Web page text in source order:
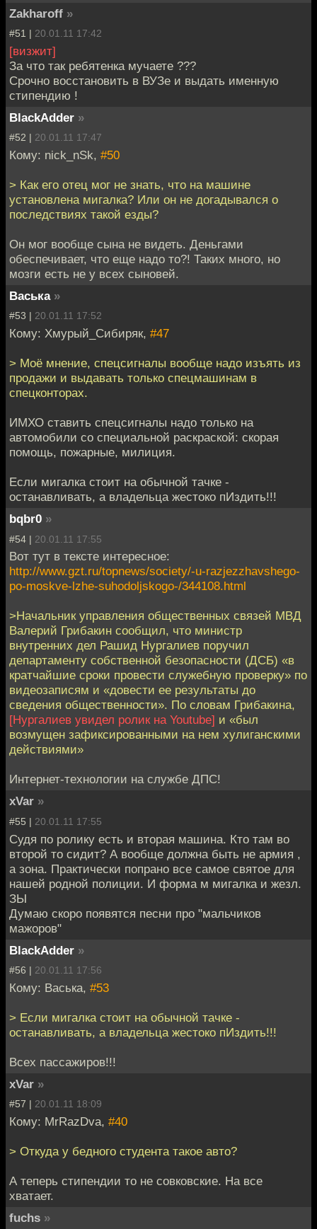
Zakharoff »
#51 | 20.01.11 17:42
[визжит]
За что так ребятенка мучаете ???
Срочно восстановить в ВУЗе и выдать именную
стипендию !
BlackAdder »
#52 | 20.01.11 17:47
Кому: nick_nSk, #50
> Как его отец мог не знать, что на машине
установлена мигалка? Или он не догадывался о
последствиях такой езды?
Он мог вообще сына не видеть. Деньгами
обеспечивает, что еще надо то?! Таких много, но
мозги есть не у всех сыновей.
Васька »
#53 | 20.01.11 17:52
Кому: Хмурый_Сибиряк, #47
> Моё мнение, спецсигналы вообще надо изъять из
продажи и выдавать только спецмашинам в
спецконторах.
ИМХО ставить спецсигналы надо только на
автомобили со специальной раскраской: скорая
помощь, пожарные, милиция.
Если мигалка стоит на обычной тачке -
останавливать, а владельца жестоко пИздить!!!
bqbr0 »
#54 | 20.01.11 17:55
Вот тут в тексте интересное:
http://www.gzt.ru/topnews/society/-u-razjezzhavshego-
po-moskve-lzhe-suhodoljskogo-/344108.html
>Начальник управления общественных связей МВД
Валерий Грибакин сообщил, что министр
внутренних дел Рашид Нургалиев поручил
департаменту собственной безопасности (ДСБ) «в
кратчайшие сроки провести служебную проверку» по
видеозаписям и «довести ее результаты до
сведения общественности». По словам Грибакина,
[Нургалиев увидел ролик на Youtube] и «был
возмущен зафиксированными на нем хулиганскими
действиями»
Интернет-технологии на службе ДПС!
xVar »
#55 | 20.01.11 17:55
Судя по ролику есть и вторая машина. Кто там во
второй то сидит? А вообще должна быть не армия ,
а зона. Практически попрано все самое святое для
нашей родной полиции. И форма м мигалка и жезл.
ЗЫ
Думаю скоро появятся песни про "мальчиков
мажоров"
BlackAdder »
#56 | 20.01.11 17:56
Кому: Васька, #53
> Если мигалка стоит на обычной тачке -
останавливать, а владельца жестоко пИздить!!!
Всех пассажиров!!!
xVar »
#57 | 20.01.11 18:09
Кому: MrRazDva, #40
> Откуда у бедного студента такое авто?
А теперь стипендии то не совковские. На все
хватает.
fuchs »